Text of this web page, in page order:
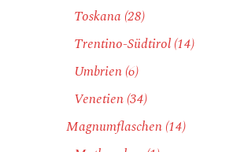
Toskana (28)
Trentino-Südtirol(14)
Umbrien(6)
Venetien(34)
Magnumflaschen(14)